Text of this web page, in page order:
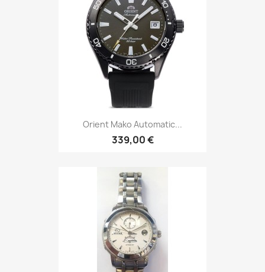
Orient Mako Automatic...
339,00 €